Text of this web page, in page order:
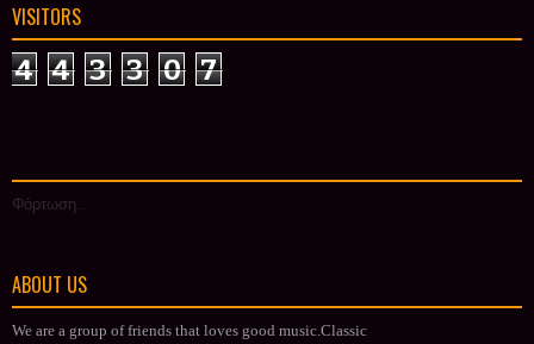
VISITORS
4 4 3 3 0 7
Φόρτωση...
ABOUT US
We are a group of friends that loves good music.Classic